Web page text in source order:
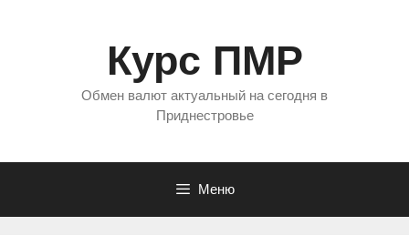
Курс ПМР
Обмен валют актуальный на сегодня в
Приднестровье
Меню